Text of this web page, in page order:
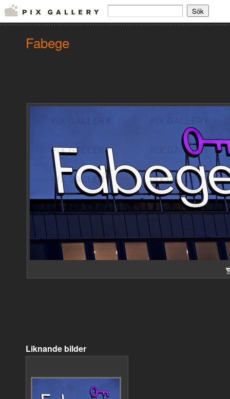
Fabege
Liknande bilder